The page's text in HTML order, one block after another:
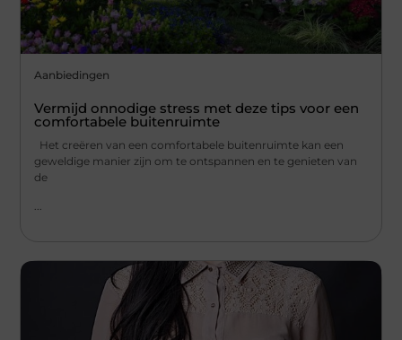
Aanbiedingen
Vermijd onnodige stress met deze tips voor een
comfortabele buitenruimte
Het creëren van een comfortabele buitenruimte kan een
geweldige manier zijn om te ontspannen en te genieten van
de
...